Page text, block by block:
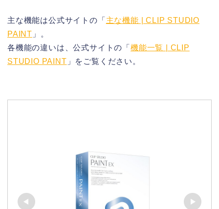
主な機能は公式サイトの「 主な機能 | CLIP STUDIO
PAINT 」。
各機能の違いは、公式サイトの「 機能一覧 | CLIP
STUDIO PAINT 」をご覧ください。